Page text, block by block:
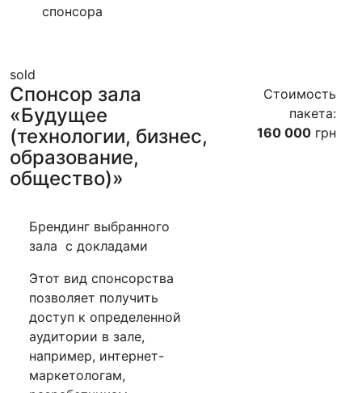
спонсора
sold
Спонсор зала
«Будущее
(технологии, бизнес,
образование,
общество)»
Стоимость
пакета:
160 000 грн
Брендинг выбранного
зала с докладами
Этот вид спонсорства
позволяет получить
доступ к определенной
аудитории в зале,
например, интернет-
маркетологам,